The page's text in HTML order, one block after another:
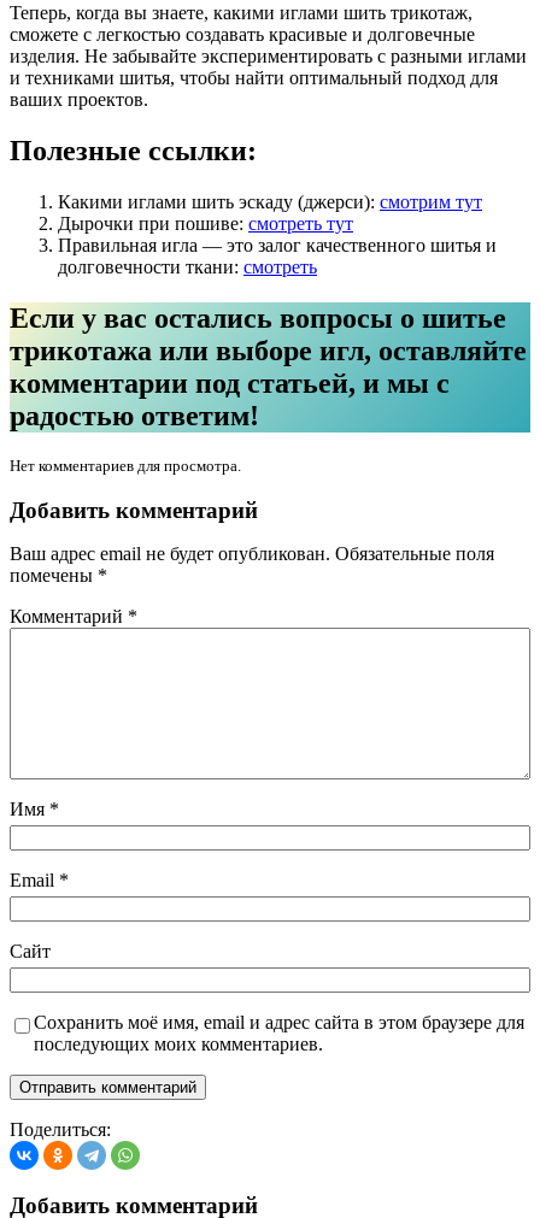
Теперь, когда вы знаете, какими иглами шить трикотаж,
сможете с легкостью создавать красивые и долговечные
изделия. Не забывайте экспериментировать с разными иглами
и техниками шитья, чтобы найти оптимальный подход для
ваших проектов.
Полезные ссылки:
Какими иглами шить эскаду (джерси): смотрим тут
Дырочки при пошиве: смотреть тут
Правильная игла — это залог качественного шитья и
долговечности ткани: смотреть
Если у вас остались вопросы о шитье
трикотажа или выборе игл, оставляйте
комментарии под статьей, и мы с
радостью ответим!
Нет комментариев для просмотра.
Добавить комментарий
Ваш адрес email не будет опубликован. Обязательные поля
помечены *
Комментарий *
Имя *
Email *
Сайт
Сохранить моё имя, email и адрес сайта в этом браузере для
последующих моих комментариев.
Поделиться:
Добавить комментарий